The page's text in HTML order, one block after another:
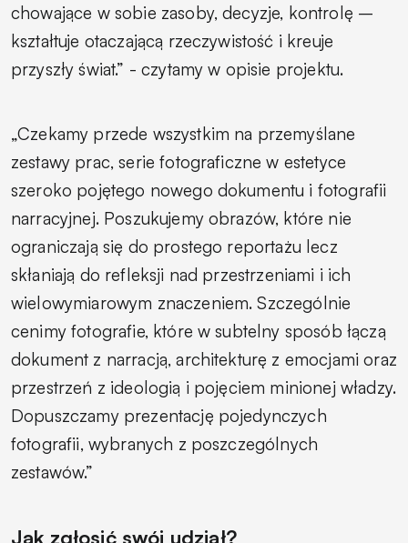
chowające w sobie zasoby, decyzje, kontrolę –
kształtuje otaczającą rzeczywistość i kreuje
przyszły świat.” - czytamy w opisie projektu.
„Czekamy przede wszystkim na przemyślane
zestawy prac, serie fotograficzne w estetyce
szeroko pojętego nowego dokumentu i fotografii
narracyjnej. Poszukujemy obrazów, które nie
ograniczają się do prostego reportażu lecz
skłaniają do refleksji nad przestrzeniami i ich
wielowymiarowym znaczeniem. Szczególnie
cenimy fotografie, które w subtelny sposób łączą
dokument z narracją, architekturę z emocjami oraz
przestrzeń z ideologią i pojęciem minionej władzy.
Dopuszczamy prezentację pojedynczych
fotografii, wybranych z poszczególnych
zestawów.”
Jak zgłosić swój udział?